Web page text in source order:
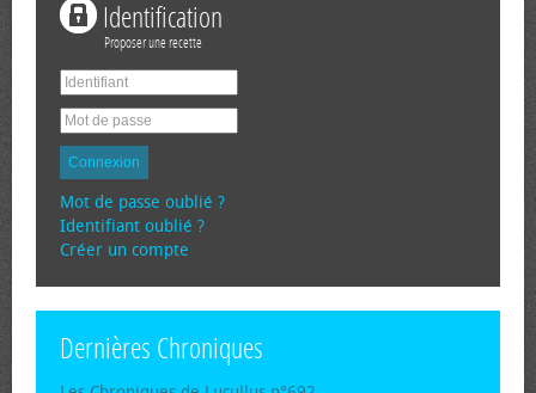
Identification
Proposer une recette
Connexion
Mot de passe oublié ?
Identifiant oublié ?
Créer un compte
Dernières Chroniques